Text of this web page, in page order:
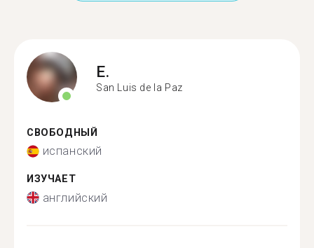
E.
San Luis de la Paz
СВОБОДНЫЙ
испанский
ИЗУЧАЕТ
английский